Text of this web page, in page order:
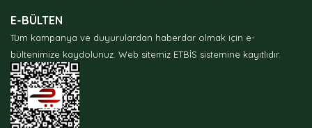
Ürün açıklamasında eksik bilgiler bulunuyor.
Ürün bilgilerinde hatalar bulunuyor.
Ürün fiyatı diğer sitelerden daha pahalı.
Bu ürüne benzer farklı alternatifler olmalı.
E-BÜLTEN
Tüm kampanya ve duyurulardan haberdar olmak için e-
bültenimize kaydolunuz. Web sitemiz ETBİS sistemine kayıtlıdır.